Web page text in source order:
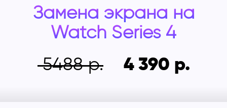
Замена экрана на
Watch Series 4
5488
4 390